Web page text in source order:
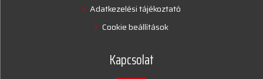
Adatkezelési tájékoztató
Cookie beállítások
Kapcsolat